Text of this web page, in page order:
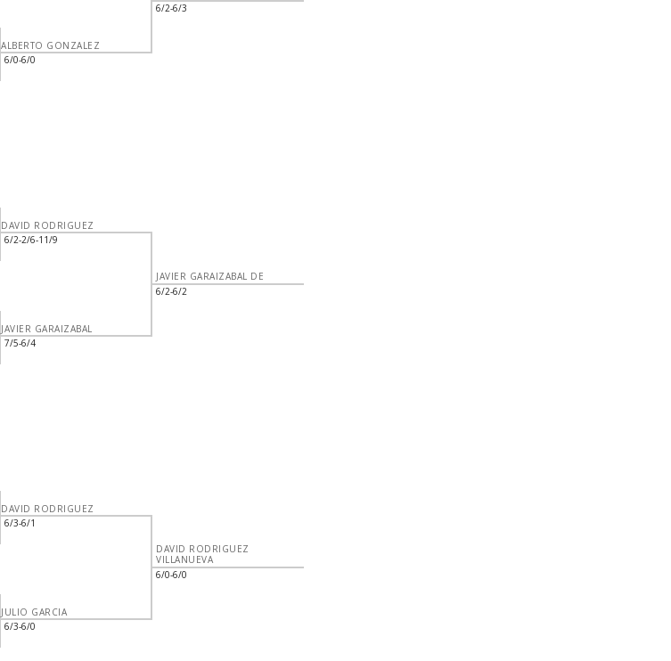
ALBERTO GONZALEZ
6/0-6/0
6/2-6/3
DAVID RODRIGUEZ
6/2-2/6-11/9
JAVIER GARAIZABAL
7/5-6/4
JAVIER GARAIZABAL DE
6/2-6/2
DAVID RODRIGUEZ
6/3-6/1
JULIO GARCIA
6/3-6/0
DAVID RODRIGUEZ
VILLANUEVA
6/0-6/0